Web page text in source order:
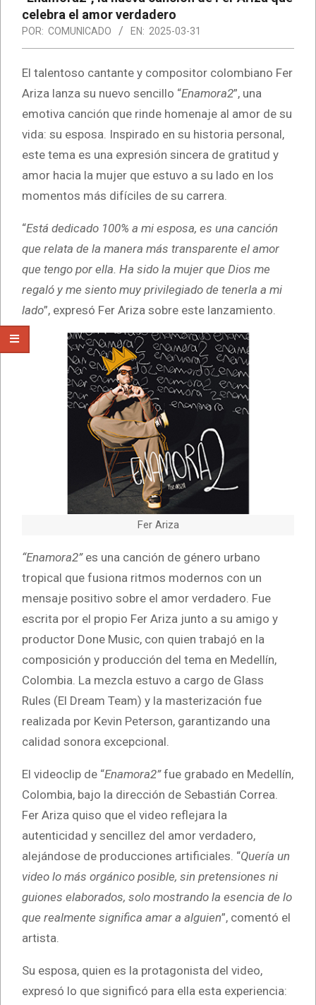
celebra el amor verdadero
POR: COMUNICADO EN: 2025-03-31
El talentoso cantante y compositor colombiano Fer
Ariza lanza su nuevo sencillo “Enamora2”, una
emotiva canción que rinde homenaje al amor de su
vida: su esposa. Inspirado en su historia personal,
este tema es una expresión sincera de gratitud y
amor hacia la mujer que estuvo a su lado en los
momentos más difíciles de su carrera.
“Está dedicado 100% a mi esposa, es una canción
que relata de la manera más transparente el amor
que tengo por ella. Ha sido la mujer que Dios me
regaló y me siento muy privilegiado de tenerla a mi
lado”, expresó Fer Ariza sobre este lanzamiento.
Fer Ariza
“Enamora2”es una canción de género urbano
tropical que fusiona ritmos modernos con un
mensaje positivo sobre el amor verdadero. Fue
escrita por el propio Fer Ariza junto a su amigo y
productor Done Music, con quien trabajó en la
composición y producción del tema en Medellín,
Colombia. La mezcla estuvo a cargo de Glass
Rules (El Dream Team) y la masterización fue
realizada por Kevin Peterson, garantizando una
calidad sonora excepcional.
El videoclip de “Enamora2”fue grabado en Medellín,
Colombia, bajo la dirección de Sebastián Correa.
Fer Ariza quiso que el video reflejara la
autenticidad y sencillez del amor verdadero,
alejándose de producciones artificiales. “Quería un
video lo más orgánico posible, sin pretensiones ni
guiones elaborados, solo mostrando la esencia de lo
que realmente significa amar a alguien”, comentó el
artista.
Su esposa, quien es la protagonista del video,
expresó lo que significó para ella esta experiencia: